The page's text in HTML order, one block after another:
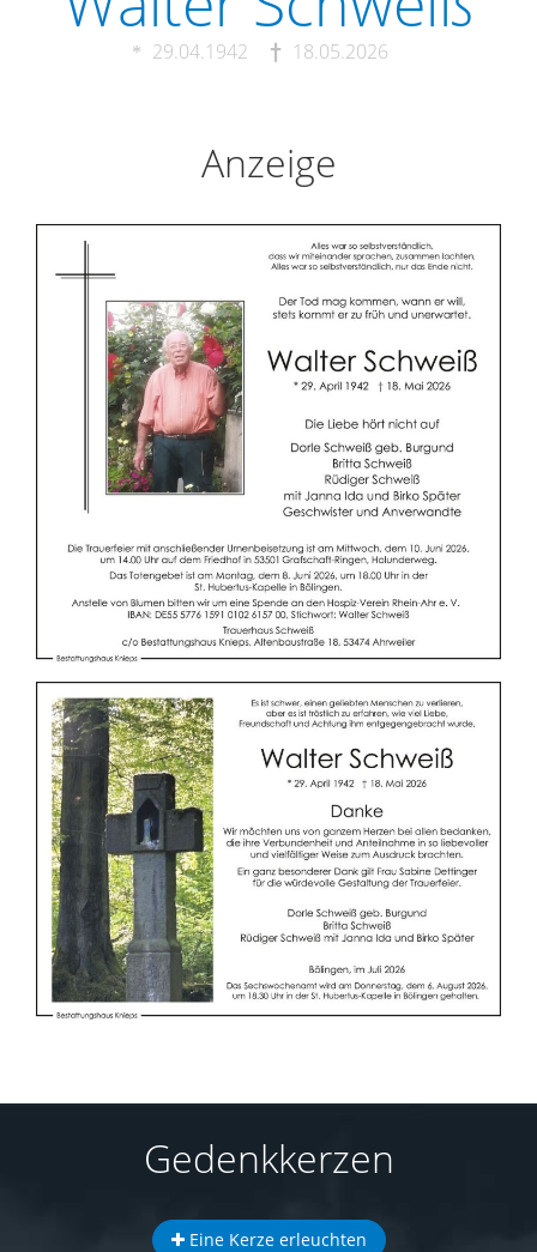
29.04.1942 18.05.2026
Anzeige
Gedenkkerzen
Eine Kerze erleuchten